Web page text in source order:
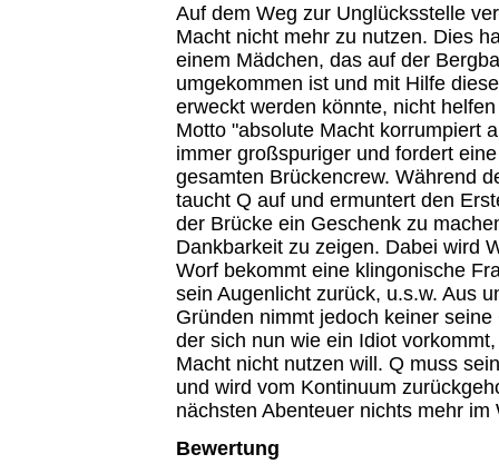
Auf dem Weg zur Unglücksstelle
Macht nicht mehr zu nutzen. Dies
einem Mädchen, das auf der
umgekommen ist und mit Hilfe
erweckt werden könnte, nicht
Motto "absolute Macht korrumpiert
immer großspuriger und fordert
gesamten Brückencrew. Während
taucht Q auf und ermuntert den
der Brücke ein Geschenk zu
Dankbarkeit zu zeigen. Dabei wird
Worf bekommt eine klingonische
sein Augenlicht zurück, u.s.w. Aus
Gründen nimmt jedoch keiner
der sich nun wie ein Idiot
Macht nicht nutzen will. Q muss
und wird vom Kontinuum
nächsten Abenteuer nichts mehr im
Bewertung